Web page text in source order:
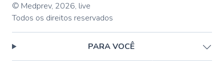
© Medprev, 2026, live
Todos os direitos reservados
PARA VOCÊ